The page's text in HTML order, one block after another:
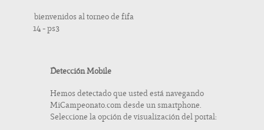
bienvenidos al torneo de fifa
14 - ps3
Detección Mobile
Hemos detectado que usted está navegando
MiCampeonato.com desde un smartphone.
Seleccione la opción de visualización del portal: